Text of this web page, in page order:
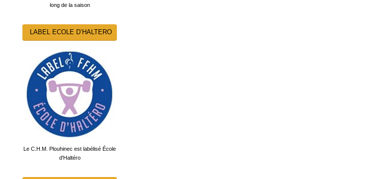
long de la saison
LABEL ECOLE D’HALTERO
Le C.H.M. Plouhinec est labélisé École
d'Haltéro